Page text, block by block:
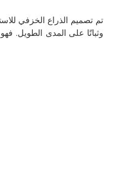
تم تصميم الذراع الخزفي
وثباتًا على المدى الطويل.